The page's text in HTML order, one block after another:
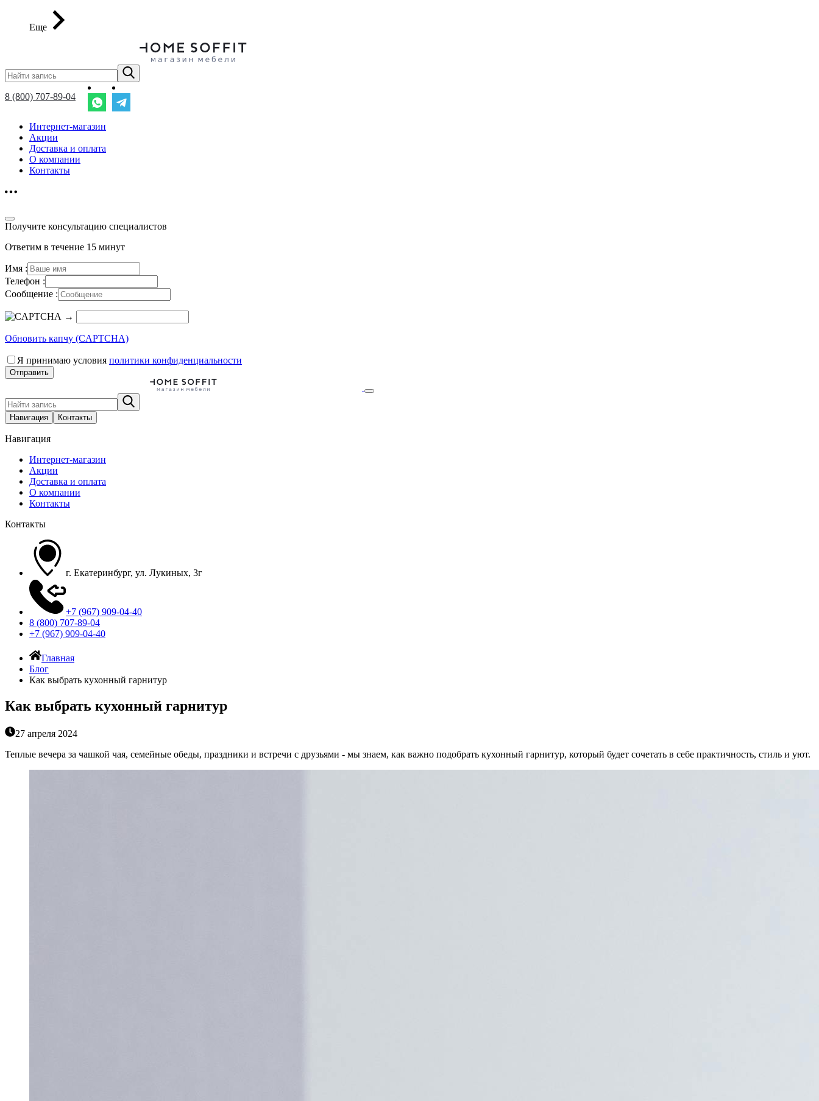
Еще
8 (800) 707-89-04
Интернет-магазин
Акции
Доставка и оплата
О компании
Контакты
Получите консультацию специалистов
Ответим в течение 15 минут
Имя :
Телефон :
Сообщение :
→
Обновить капчу (CAPTCHA)
Я принимаю условия политики конфиденциальности
Отправить
Навигация Контакты
Навигация
Интернет-магазин
Акции
Доставка и оплата
О компании
Контакты
Контакты
г. Екатеринбург, ул. Лукиных, 3г
+7 (967) 909-04-40
8 (800) 707-89-04
+7 (967) 909-04-40
Главная
Блог
Как выбрать кухонный гарнитур
Как выбрать кухонный гарнитур
27 апреля 2024
Теплые вечера за чашкой чая, семейные обеды, праздники и встречи с друзьями - мы знаем, как важно подобрать кухонный гарнитур, который будет сочетать в себе практичность, стиль и уют.